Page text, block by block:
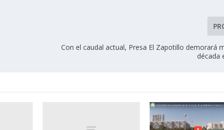
Con el caudal actual, Presa El Zapotillo demorará
década